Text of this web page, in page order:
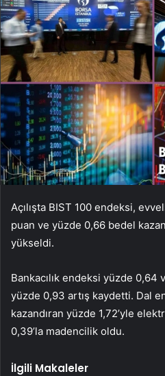
Açılışta BIST 100 endeksi,
puan ve yüzde 0,66 bedel
yükseldi.
Bankacılık endeksi yüzde
yüzde 0,93 artış kaydetti. Dal
kazandıran yüzde 1,72’yle
0,39’la madencilik oldu.
İlgili Makaleler